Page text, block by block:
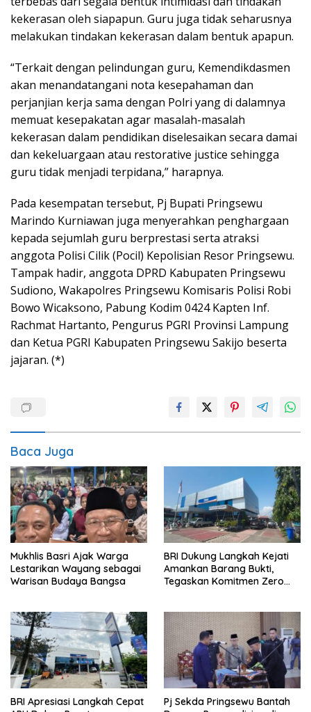
kekerasan oleh siapapun. Guru juga tidak seharusnya
melakukan tindakan kekerasan dalam bentuk apapun.
“Terkait dengan pelindungan guru, Kemendikdasmen
akan menandatangani nota kesepahaman dan
perjanjian kerja sama dengan Polri yang di dalamnya
memuat kesepakatan agar masalah-masalah
kekerasan dalam pendidikan diselesaikan secara damai
dan kekeluargaan atau restorative justice sehingga
guru tidak menjadi terpidana,” harapnya.
Pada kesempatan tersebut, Pj Bupati Pringsewu
Marindo Kurniawan juga menyerahkan penghargaan
kepada sejumlah guru berprestasi serta atraksi
anggota Polisi Cilik (Pocil) Kepolisian Resor Pringsewu.
Tampak hadir, anggota DPRD Kabupaten Pringsewu
Sudiono, Wakapolres Pringsewu Komisaris Polisi Robi
Bowo Wicaksono, Pabung Kodim 0424 Kapten Inf.
Rachmat Hartanto, Pengurus PGRI Provinsi Lampung
dan Ketua PGRI Kabupaten Pringsewu Sakijo beserta
jajaran. (*)
Baca Juga
Mukhlis Basri Ajak Warga
Lestarikan Wayang sebagai
Warisan Budaya Bangsa
BRI Dukung Langkah Kejati
Amankan Barang Bukti,
Tegaskan Komitmen Zero
BRI Apresiasi Langkah Cepat
Pj Sekda Pringsewu Bantah